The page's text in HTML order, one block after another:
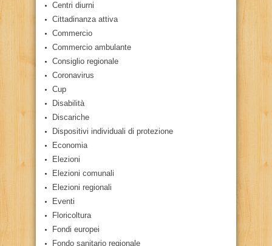
Centri diurni
Cittadinanza attiva
Commercio
Commercio ambulante
Consiglio regionale
Coronavirus
Cup
Disabilità
Discariche
Dispositivi individuali di protezione
Economia
Elezioni
Elezioni comunali
Elezioni regionali
Eventi
Floricoltura
Fondi europei
Fondo sanitario regionale